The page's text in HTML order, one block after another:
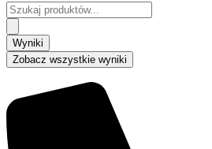
Search
...
Wyniki
Zobacz wszystkie wyniki